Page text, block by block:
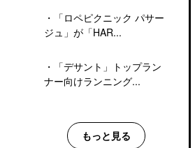
・
「ロペピクニック パサー
ジュ」が「HAR...
・
「デサント」トップラン
ナー向けランニング...
もっと見る